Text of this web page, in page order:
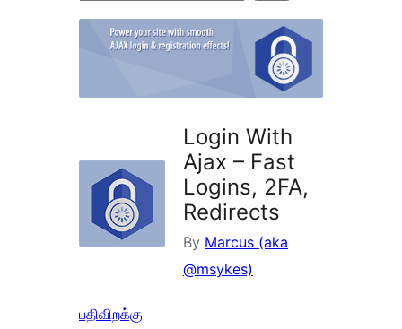
Login With
Ajax – Fast
Logins, 2FA,
Redirects
By Marcus (aka
@msykes)
பதிவிறக்கு